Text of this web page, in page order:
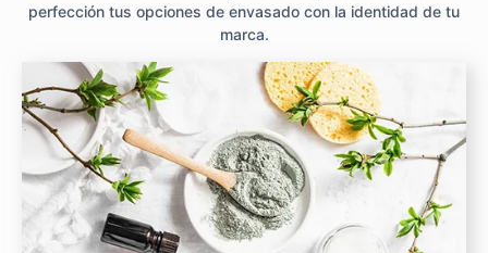
perfección tus opciones de envasado con la identidad de tu
marca.